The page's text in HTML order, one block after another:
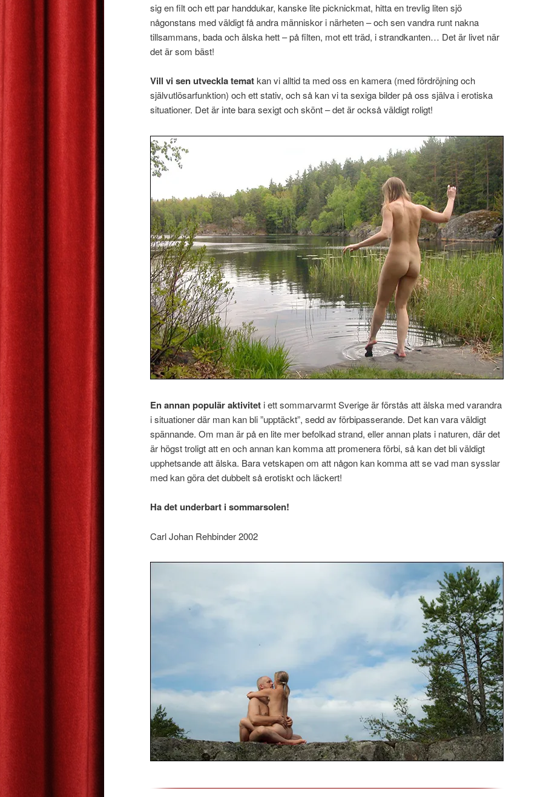
sig en filt och ett par handdukar, kanske lite picknickmat, hitta en trevlig liten sjö
någonstans med väldigt få andra människor i närheten – och sen vandra runt nakna
tillsammans, bada och älska hett – på filten, mot ett träd, i strandkanten… Det är livet när
det är som bäst!
Vill vi sen utveckla tematkan vi alltid ta med oss en kamera (med fördröjning och
självutlösarfunktion) och ett stativ, och så kan vi ta sexiga bilder på oss själva i erotiska
situationer. Det är inte bara sexigt och skönt – det är också väldigt roligt!
En annan populär aktivitet i ett sommarvarmt Sverige är förstås att älska med varandra
i situationer där man kan bli ”upptäckt”, sedd av förbipasserande. Det kan vara väldigt
spännande. Om man är på en lite mer befolkad strand, eller annan plats i naturen, där det
är högst troligt att en och annan kan komma att promenera förbi, så kan det bli väldigt
upphetsande att älska. Bara vetskapen om att någon kan komma att se vad man sysslar
med kan göra det dubbelt så erotiskt och läckert!
Ha det underbart i sommarsolen!
Carl Johan Rehbinder 2002